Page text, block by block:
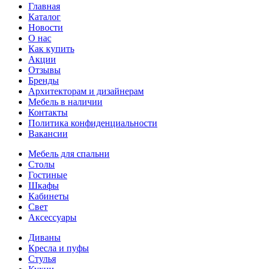
Главная
Каталог
Новости
О нас
Как купить
Акции
Отзывы
Бренды
Архитекторам и дизайнерам
Мебель в наличии
Контакты
Политика конфиденциальности
Вакансии
Мебель для спальни
Столы
Гостиные
Шкафы
Кабинеты
Свет
Аксессуары
Диваны
Кресла и пуфы
Стулья